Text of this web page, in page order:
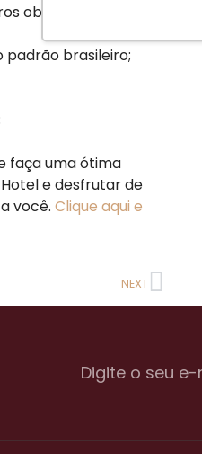
objetos eletrônicos;
brasileiro;
faça uma ótima
e desfrutar de
você. Clique aqui e
NEXT